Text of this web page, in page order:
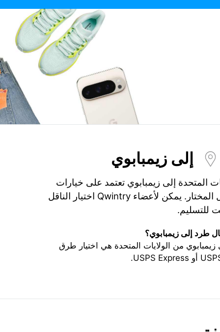
إلى زيمبابوي
المتحدة إلى زيمبابوي تعتمد على خيارات
الشحن، التأمين، والناقل المختار. يمكن لأعضاء Qwintry اختيار الناقل
للتسليم.
طرد إلى زيمبابوي؟
من الولايات المتحدة هي اختيار طرق